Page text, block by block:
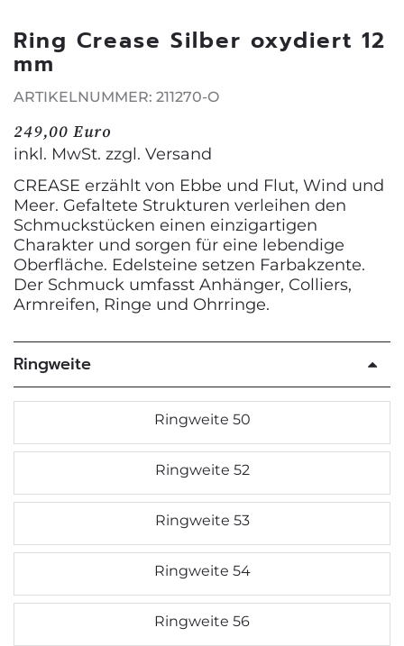
Ring Crease Silber oxydiert 12
mm
ARTIKELNUMMER: 211270-O
249,00 Euro
inkl. MwSt. zzgl. Versand
CREASE erzählt von Ebbe und Flut, Wind und
Meer. Gefaltete Strukturen verleihen den
Schmuckstücken einen einzigartigen
Charakter und sorgen für eine lebendige
Oberfläche. Edelsteine setzen Farbakzente.
Der Schmuck umfasst Anhänger, Colliers,
Armreifen, Ringe und Ohrringe.
Ringweite
Ringweite 50
Ringweite 52
Ringweite 53
Ringweite 54
Ringweite 56